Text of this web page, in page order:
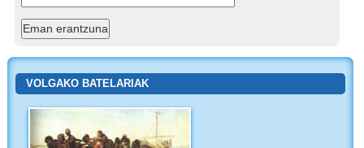
VOLGAKO BATELARIAK